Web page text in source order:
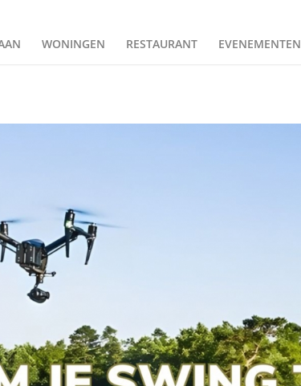
WONINGEN RESTAURANT EVENEMENTEN